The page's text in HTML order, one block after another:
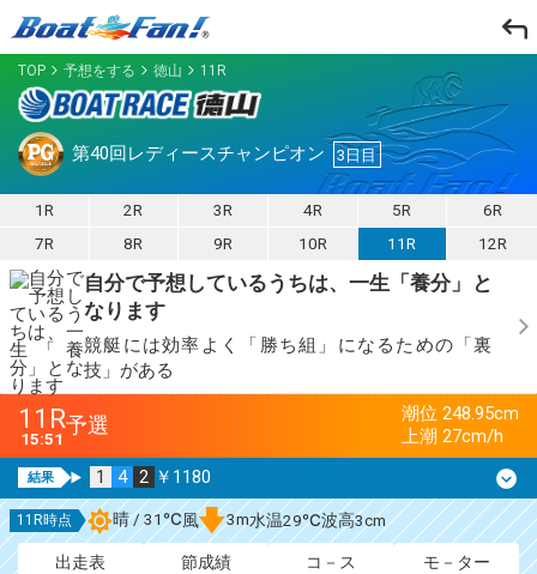
TOP 予想をする 徳山 11R
第40回レディースチャンピオン 3日目
1R 2R 3R 4R 5R
6R
7R
8R 9R 10R 11R 12R
自分で予想しているうちは、一生「養分」と
なります
競艇には効率よく「勝ち組」になるための「裏
技」がある
11R
15:51
予選
潮位 248.95cm
上潮 27cm/h
1
4 2 ￥1180
11R時点 晴 / 31℃風 3m水温29℃波高3cm
出走表 節成績 コ－ス モ－ター